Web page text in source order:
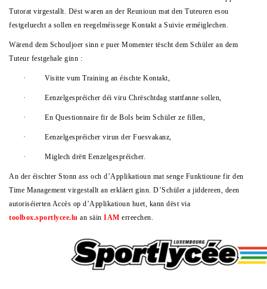
Tutorat virgestallt. Dëst waren an der Reunioun mat den Tuteuren esou
festgeluecht a sollen en reegelméissege Kontakt a Suivie erméiglechen.
Wärend dem Schouljoer sinn e puer Momenter tëscht dem Schüler an dem
Tuteur festgehale ginn :
· Visitte vum Training an éischte Kontakt,
· Eenzelgespréicher déi viru Chrëschtdag stattfanne sollen,
· En Questionnaire fir de Bols beim Schüler ze fillen,
· Eenzelgespréicher virun der Fuesvakanz,
· Miglech drëtt Eenzelgespréicher.
An der éischter Stonn ass och d’Applikatioun mat senge Funktioune fir den
Time Management virgestallt an erkläert ginn. D’Schüler a jiddereen, deen
autoriséierten Accès op d’Applikatioun huet, kann dëst via
toolbox.sportlycee.lu an säin IAM erreechen.